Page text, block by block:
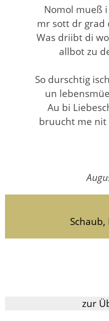
Nomol mueß
mr sott dr grad
Was driibt di
allbot zu
So durschtig
un
Au bi
bruucht me nit
Schaub,
zur